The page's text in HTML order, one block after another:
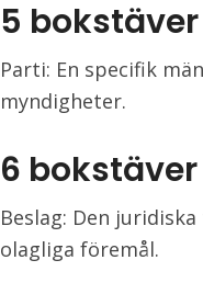
5 bokstäver
Parti: En specifik
myndigheter.
6 bokstäver
Beslag: Den
olagliga föremål.